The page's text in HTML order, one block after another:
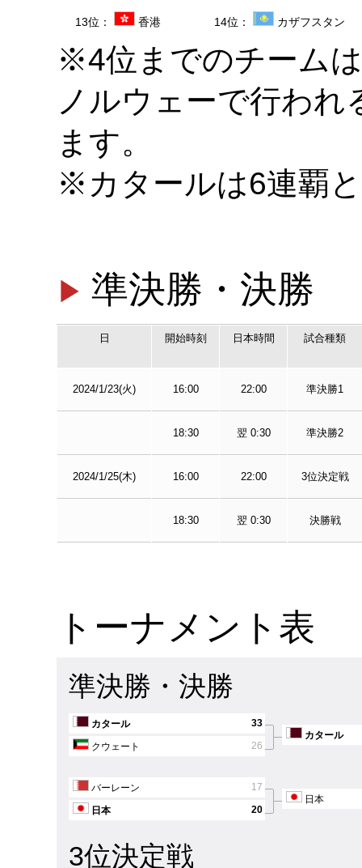
13位： 香港 14位： カザフスタン
※4位までのチーム
ノルウェーで行わ
ます。
※カタールは6連覇
準決勝・決勝
日 開始時刻 日本時間 試合種類
2024/1/23(火) 16:00 22:00 準決勝1
18:30 翌 0:30 準決勝2
2024/1/25(木) 16:00 22:00 3位決定戦
18:30 翌 0:30 決勝戦
トーナメント表
準決勝・決勝
カタール 33
クウェート 26
バーレーン 17
日本 20
カタール
日本
3位決定戦